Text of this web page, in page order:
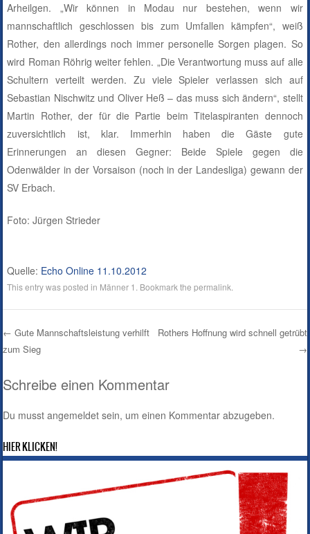
Arheilgen. „Wir können in Modau nur bestehen, wenn wir
mannschaftlich geschlossen bis zum Umfallen kämpfen“, weiß
Rother, den allerdings noch immer personelle Sorgen plagen. So
wird Roman Röhrig weiter fehlen. „Die Verantwortung muss auf alle
Schultern verteilt werden. Zu viele Spieler verlassen sich auf
Sebastian Nischwitz und Oliver Heß – das muss sich ändern“, stellt
Martin Rother, der für die Partie beim Titelaspiranten dennoch
zuversichtlich ist, klar. Immerhin haben die Gäste gute
Erinnerungen an diesen Gegner: Beide Spiele gegen die
Odenwälder in der Vorsaison (noch in der Landesliga) gewann der
SV Erbach.
Foto: Jürgen Strieder
Quelle: Echo Online 11.10.2012
This entry was posted in Männer 1 . Bookmark thepermalink
Post navigation
← Gute Mannschaftsleistung verhilft
zum Sieg
Rothers Hoffnung wird schnell getrübt
→
Schreibe einen Kommentar
Du musstangemeldet sein, um einen Kommentar abzugeben.
HIER KLICKEN!